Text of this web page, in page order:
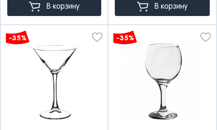
В корзину В корзину
-35% -35%